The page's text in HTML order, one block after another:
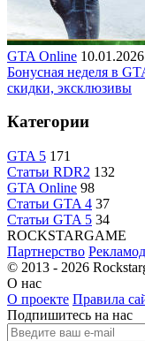
GTA Online 10.01.2026
Бонусная неделя в
скидки, эксклюзивы
Категории
GTA 5 171
Статьи RDR2 132
GTA Online 98
Статьи GTA 4 37
Статьи GTA 5 34
ROCKSTARGAME
Партнерство
© 2013 - 2026
О нас
О проекте Правила
Подпишитесь на нас